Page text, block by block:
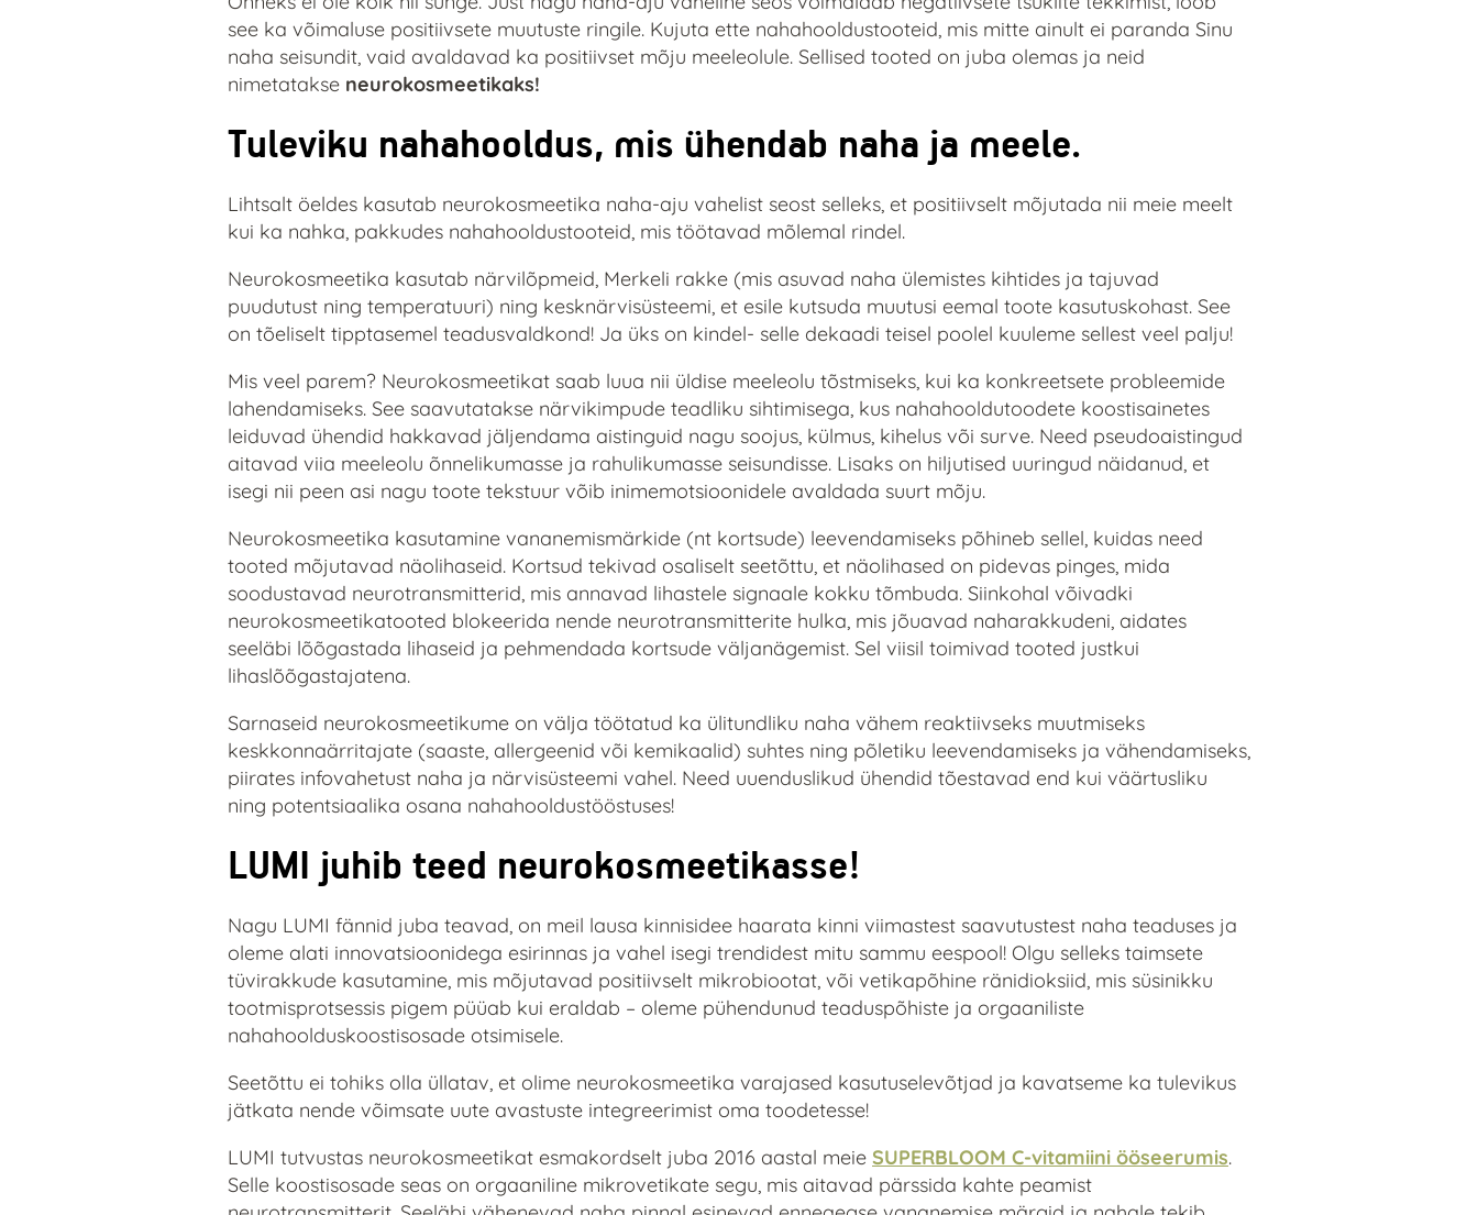
see ka võimaluse positiivsete muutuste ringile. Kujuta ette nahahooldustooteid, mis mitte ainult ei paranda Sinu
naha seisundit, vaid avaldavad ka positiivset mõju meeleolule. Sellised tooted on juba olemas ja neid
nimetatakse neurokosmeetikaks!
Tuleviku nahahooldus, mis ühendab naha ja meele.
Lihtsalt öeldes kasutab neurokosmeetika naha-aju vahelist seost selleks, et positiivselt mõjutada nii meie meelt
kui ka nahka, pakkudes nahahooldustooteid, mis töötavad mõlemal rindel.
Neurokosmeetika kasutab närvilõpmeid, Merkeli rakke (mis asuvad naha ülemistes kihtides ja tajuvad
puudutust ning temperatuuri) ning kesknärvisüsteemi, et esile kutsuda muutusi eemal toote kasutuskohast. See
on tõeliselt tipptasemel teadusvaldkond! Ja üks on kindel- selle dekaadi teisel poolel kuuleme sellest veel palju!
Mis veel parem? Neurokosmeetikat saab luua nii üldise meeleolu tõstmiseks, kui ka konkreetsete probleemide
lahendamiseks. See saavutatakse närvikimpude teadliku sihtimisega, kus nahahooldutoodete koostisainetes
leiduvad ühendid hakkavad jäljendama aistinguid nagu soojus, külmus, kihelus või surve. Need pseudoaistingud
aitavad viia meeleolu õnnelikumasse ja rahulikumasse seisundisse. Lisaks on hiljutised uuringud näidanud, et
isegi nii peen asi nagu toote tekstuur võib inimemotsioonidele avaldada suurt mõju.
Neurokosmeetika kasutamine vananemismärkide (nt kortsude) leevendamiseks põhineb sellel, kuidas need
tooted mõjutavad näolihaseid. Kortsud tekivad osaliselt seetõttu, et näolihased on pidevas pinges, mida
soodustavad neurotransmitterid, mis annavad lihastele signaale kokku tõmbuda. Siinkohal võivadki
neurokosmeetikatooted blokeerida nende neurotransmitterite hulka, mis jõuavad naharakkudeni, aidates
seeläbi lõõgastada lihaseid ja pehmendada kortsude väljanägemist. Sel viisil toimivad tooted justkui
lihaslõõgastajatena.
Sarnaseid neurokosmeetikume on välja töötatud ka ülitundliku naha vähem reaktiivseks muutmiseks
keskkonnaärritajate (saaste, allergeenid või kemikaalid) suhtes ning põletiku leevendamiseks ja vähendamiseks,
piirates infovahetust naha ja närvisüsteemi vahel. Need uuenduslikud ühendid tõestavad end kui väärtusliku
ning potentsiaalika osana nahahooldustööstuses!
LUMI juhib teed neurokosmeetikasse!
Nagu LUMI fännid juba teavad, on meil lausa kinnisidee haarata kinni viimastest saavutustest naha teaduses ja
oleme alati innovatsioonidega esirinnas ja vahel isegi trendidest mitu sammu eespool! Olgu selleks taimsete
tüvirakkude kasutamine, mis mõjutavad positiivselt mikrobiootat, või vetikapõhine ränidioksiid, mis süsinikku
tootmisprotsessis pigem püüab kui eraldab – oleme pühendunud teaduspõhiste ja orgaaniliste
nahahoolduskoostisosade otsimisele.
Seetõttu ei tohiks olla üllatav, et olime neurokosmeetika varajased kasutuselevõtjad ja kavatseme ka tulevikus
jätkata nende võimsate uute avastuste integreerimist oma toodetesse!
LUMI tutvustas neurokosmeetikat esmakordselt juba 2016 aastal meie SUPERBLOOM C-vitamiini ööseerumis.
Selle koostisosade seas on orgaaniline mikrovetikate segu, mis aitavad pärssida kahte peamist